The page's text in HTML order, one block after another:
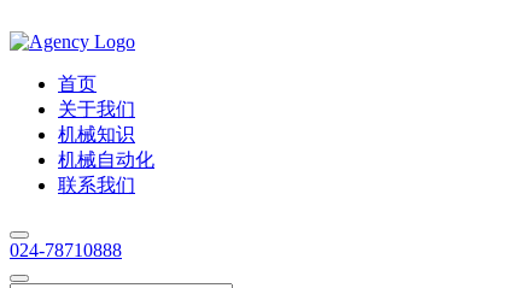
首页
关于我们
机械知识
机械自动化
联系我们
024-78710888